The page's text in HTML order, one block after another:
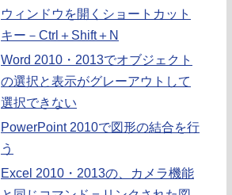
ウィンドウを開くショートカット
キー－Ctrl＋Shift＋N
Word 2010・2013でオブジェクト
の選択と表示がグレーアウトして
選択できない
PowerPoint 2010で図形の結合を行
う
Excel 2010・2013の、カメラ機能